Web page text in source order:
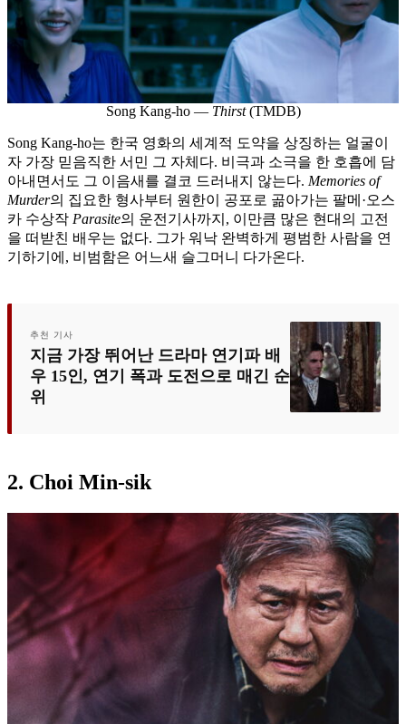
Song Kang-ho — Thirst(TMDB)
Song Kang-ho는 한국 영화의 세계적 도약을 상징하는 얼굴이
자 가장 믿음직한 서민 그 자체다. 비극과 소극을 한 호흡에 담
아내면서도 그 이음새를 결코 드러내지 않는다. Memories of
Murder의 집요한 형사부터 원한이 공포로 곪아가는 팔메·오스
카 수상작 Parasite의 운전기사까지, 이만큼 많은 현대의 고전
을 떠받친 배우는 없다. 그가 워낙 완벽하게 평범한 사람을 연
기하기에, 비범함은 어느새 슬그머니 다가온다.
추천 기사
지금 가장 뛰어난 드라마 연기파 배
우 15인, 연기 폭과 도전으로 매긴 순
위
2. Choi Min-sik